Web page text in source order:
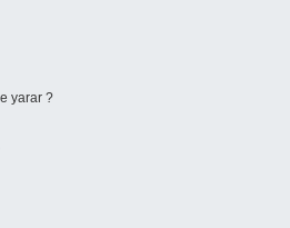
yarar ?